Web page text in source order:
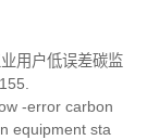
用户低误差碳监
-error carbon
equipment sta